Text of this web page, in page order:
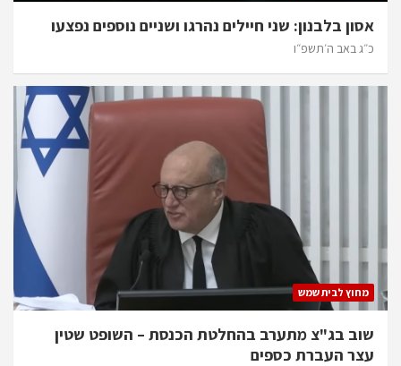
אסון בלבנון: שני חיילים נהרגו ושניים נוספים נפצעו
כ״ג באב ה׳תשפ״ו
מחוץ לבית שמש
שוב בג"צ מתערב בהחלטת הכנסת – השופט שטין
עצר העברת כספים